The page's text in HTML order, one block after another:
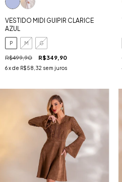
VESTIDO MIDI GUIPIR CLARICE
AZUL
P M G
R$499,90 R$349,90
6x de R$58,32 sem juros